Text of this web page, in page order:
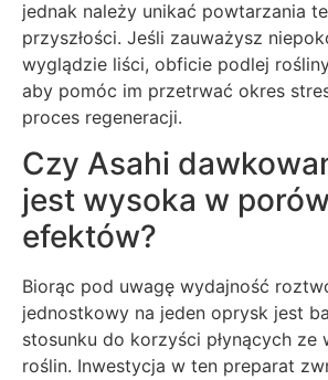
jednak należy unikać powtarzania
przyszłości. Jeśli zauważysz
wyglądzie liści, obficie podlej
aby pomóc im przetrwać okres
proces regeneracji.
Czy Asahi
jest wysoka w
efektów?
Biorąc pod uwagę wydajność
jednostkowy na jeden oprysk jest
stosunku do korzyści płynących ze
roślin. Inwestycja w ten preparat